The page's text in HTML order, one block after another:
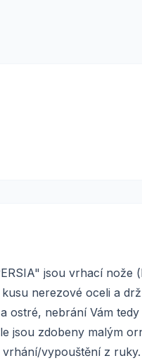
jsou vrhací nože
nerezové oceli a
nebrání Vám
jsou zdobeny malým
vypouštění z